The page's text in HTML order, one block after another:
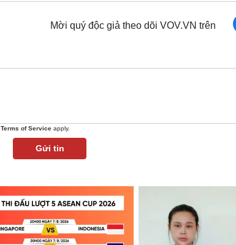
Mời quý độc giả theo dõi VOV.VN trên
Terms of Service apply.
Gửi tin